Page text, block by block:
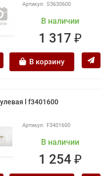
S3630600
В наличии
1 317 ₽
В корзину
l f3401600
F3401600
В наличии
1 254 ₽